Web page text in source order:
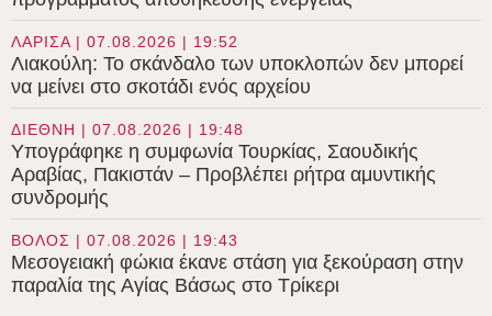
ΛΑΡΙΣΑ | 07.08.2026 | 19:52
Λιακούλη: Το σκάνδαλο των υποκλοπών δεν μπορεί
να μείνει στο σκοτάδι ενός αρχείου
ΔΙΕΘΝΗ | 07.08.2026 | 19:48
Υπογράφηκε η συμφωνία Τουρκίας, Σαουδικής
Αραβίας, Πακιστάν – Προβλέπει ρήτρα αμυντικής
συνδρομής
ΒΟΛΟΣ | 07.08.2026 | 19:43
Μεσογειακή φώκια έκανε στάση για ξεκούραση στην
παραλία της Αγίας Βάσως στο Τρίκερι